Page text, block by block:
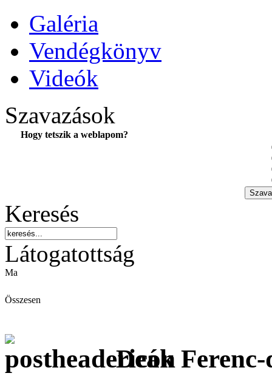
Galéria
Vendégkönyv
Videók
Szavazások
Hogy tetszik a weblapom?
Keresés
Látogatottság
Ma
Összesen
Deák